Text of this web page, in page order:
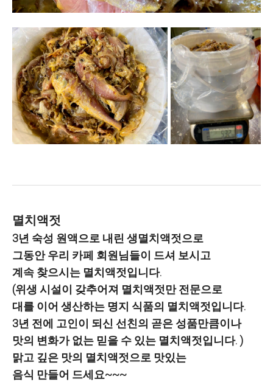
멸치액젓
3년 숙성 원액으로 내린 생멸치액젓으로
그동안 우리 카페 회원님들이 드셔 보시고
계속 찾으시는 멸치액젓입니다.
(위생 시설이 갖추어져 멸치액젓만 전문으로
대를 이어 생산하는 명지 식품의 멸치액젓입니다.
3년 전에 고인이 되신 선친의 곧은 성품만큼이나
맛의 변화가 없는 믿을 수 있는 멸치액젓입니다. )
맑고 깊은 맛의 멸치액젓으로 맛있는
음식 만들어 드세요~~~